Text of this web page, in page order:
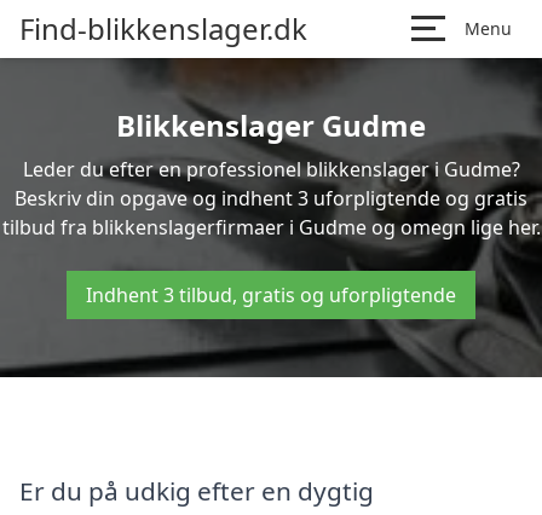
Find-blikkenslager.dk Menu
Blikkenslager Gudme
Leder du efter en professionel blikkenslager i Gudme?
Beskriv din opgave og indhent 3 uforpligtende og gratis
tilbud fra blikkenslagerfirmaer i Gudme og omegn lige her.
Indhent 3 tilbud, gratis og uforpligtende
Er du på udkig efter en dygtig